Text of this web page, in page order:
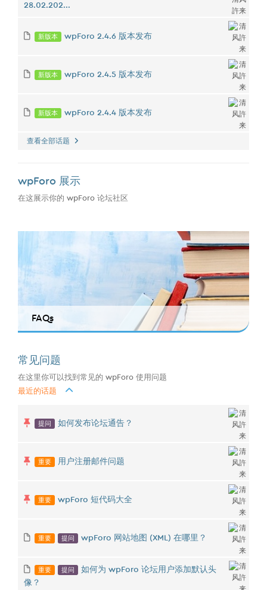
28.02.202...
新版本 wpForo 2.4.6 版本发布
新版本 wpForo 2.4.5 版本发布
新版本 wpForo 2.4.4 版本发布
查看全部话题
wpForo 展示
在这展示你的 wpForo 论坛社区
FAQs
常见问题
在这里你可以找到常见的 wpForo 使用问题
最近的话题
提问 如何发布论坛通告？
重要 用户注册邮件问题
重要 wpForo 短代码大全
重要 提问 wpForo 网站地图 (XML) 在哪里？
重要 提问
如何为 wpForo 论坛用户添加默认头
像？